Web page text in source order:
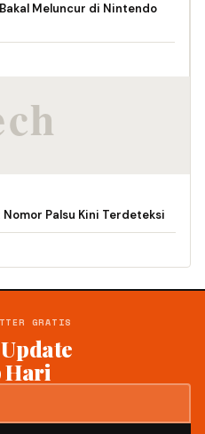
Meluncur di Nintendo
Nomor Palsu Kini Terdeteksi
GRATIS
Hari